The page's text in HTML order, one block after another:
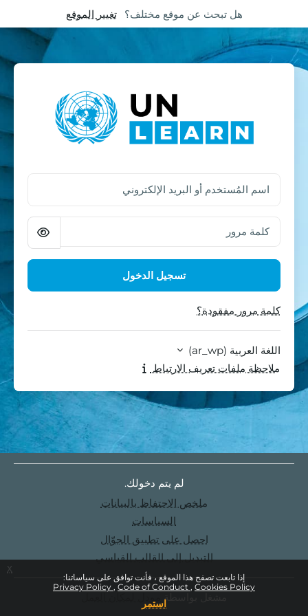
تخطى إلى المحتوى الرئيسيهل تبحث عن موقع مختلف؟ تغيير الموقع
إذا تابعت تصفح هذا الموقع ، فأنت توافق على سياساتنا:
Privacy Policy Code of Conduct Cookies Policy
استمر
x
اسم المُستخدم أو البريد الإلكتروني
كلمة مرور
تسجيل الدخول
كلمة مرور مفقودة؟
اللغة العربية ‎(ar_wp)‎
ملاحظة ملفات تعريف الارتباط
لم يتم دخولك.
ملخص الاحتفاظ بالبيانات
السياسات
احصل على تطبيق الجوّال
التبديل إلى القالب القياسي
مشغل بواسطة